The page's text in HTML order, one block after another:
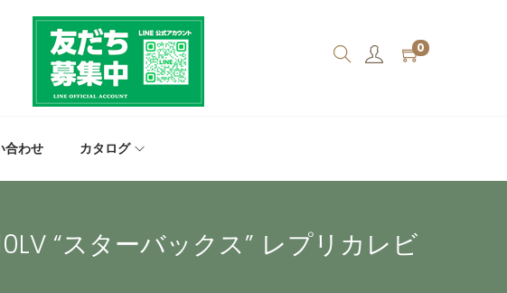
0
合わせ カタログ
“スターバックス” レプリカレビ